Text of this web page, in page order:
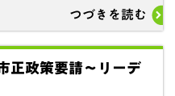
つづきを読む
正政策要請～リーデ